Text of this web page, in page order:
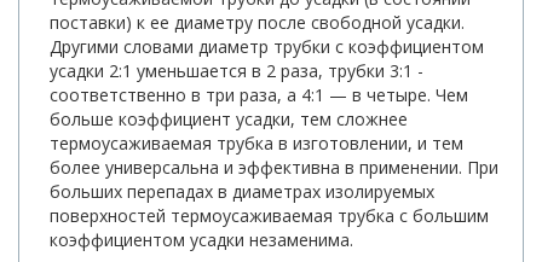
поставки) к ее диаметру после свободной усадки.
Другими словами диаметр трубки с коэффициентом
усадки 2:1 уменьшается в 2 раза, трубки 3:1 -
соответственно в три раза, а 4:1 — в четыре. Чем
больше коэффициент усадки, тем сложнее
термоусаживаемая трубка в изготовлении, и тем
более универсальна и эффективна в применении. При
больших перепадах в диаметрах изолируемых
поверхностей термоусаживаемая трубка с большим
коэффициентом усадки незаменима.